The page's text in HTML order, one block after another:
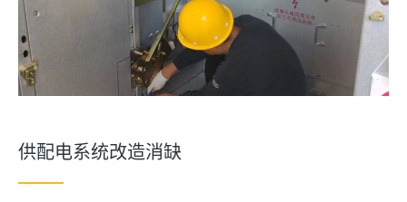
供配电系统改造消缺